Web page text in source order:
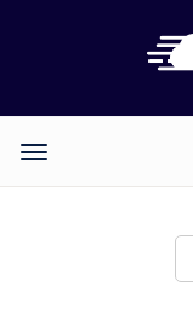
Categories